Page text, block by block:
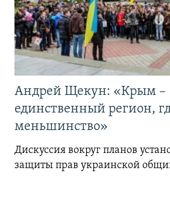
Андрей Щекун: «Крым –
единственный регион,
меньшинство»
Дискуссия вокруг планов
защиты прав украинской